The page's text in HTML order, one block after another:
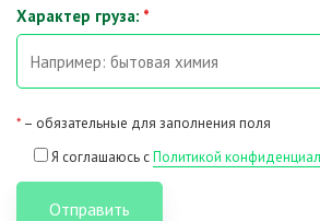
Характер груза: *
* – обязательные для заполнения поля
Я соглашаюсь сПолитикой
Отправить